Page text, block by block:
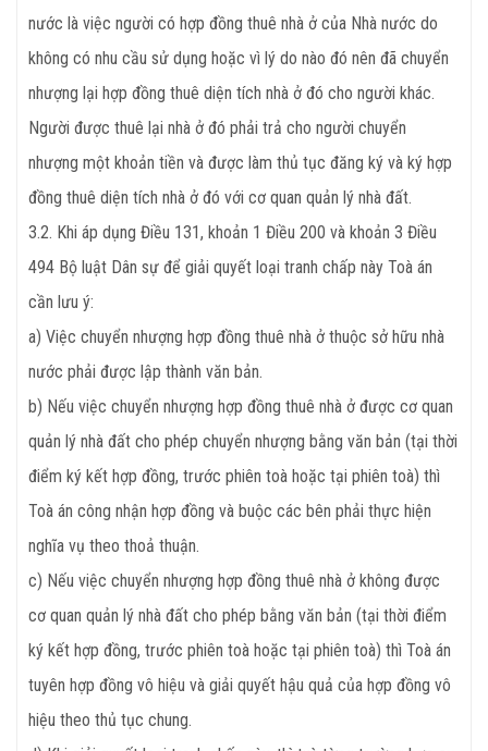
nước là việc người có hợp đồng thuê nhà ở của Nhà nước do
không có nhu cầu sử dụng hoặc vì lý do nào đó nên đã chuyển
nhượng lại hợp đồng thuê diện tích nhà ở đó cho người khác.
Người được thuê lại nhà ở đó phải trả cho người chuyển
nhượng một khoản tiền và được làm thủ tục đăng ký và ký hợp
đồng thuê diện tích nhà ở đó với cơ quan quản lý nhà đất.
3.2. Khi áp dụng Điều 131, khoản 1 Điều 200 và khoản 3 Điều
494 Bộ luật Dân sự để giải quyết loại tranh chấp này Toà án
cần lưu ý:
a) Việc chuyển nhượng hợp đồng thuê nhà ở thuộc sở hữu nhà
nước phải được lập thành văn bản.
b) Nếu việc chuyển nhượng hợp đồng thuê nhà ở được cơ quan
quản lý nhà đất cho phép chuyển nhượng bằng văn bản (tại thời
điểm ký kết hợp đồng, trước phiên toà hoặc tại phiên toà) thì
Toà án công nhận hợp đồng và buộc các bên phải thực hiện
nghĩa vụ theo thoả thuận.
c) Nếu việc chuyển nhượng hợp đồng thuê nhà ở không được
cơ quan quản lý nhà đất cho phép bằng văn bản (tại thời điểm
ký kết hợp đồng, trước phiên toà hoặc tại phiên toà) thì Toà án
tuyên hợp đồng vô hiệu và giải quyết hậu quả của hợp đồng vô
hiệu theo thủ tục chung.